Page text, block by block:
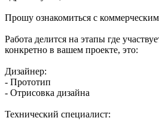
Прошу ознакомиться с
Работа делится на этапы где
конкретно в вашем проекте, это:
Дизайнер:
- Прототип
- Отрисовка дизайна
Технический специалист: